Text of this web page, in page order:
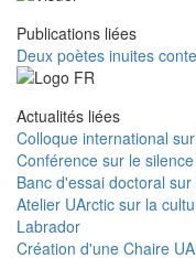
Publications liées
Deux poètes inuites
Actualités liées
Colloque international
Conférence sur le
Banc d'essai doctoral sur
Atelier UArctic sur la
Labrador
Création d'une Chaire